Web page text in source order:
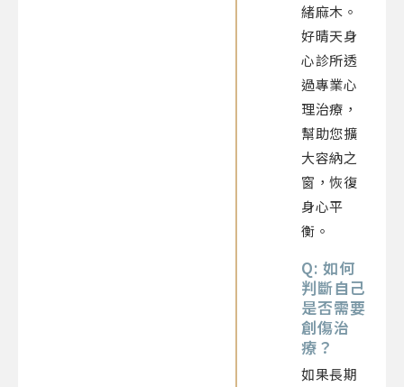
緒麻木。
好晴天身
心診所透
過專業心
理治療，
幫助您擴
大容納之
窗，恢復
身心平
衡。
Q: 如何
判斷自己
是否需要
創傷治
療？
如果長期